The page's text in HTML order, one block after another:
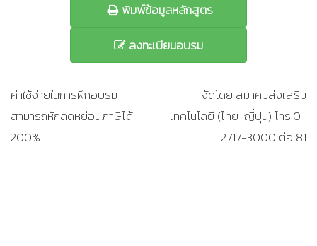
พิมพ์ข้อมูลหลักสูตร
ลงทะเบียนอบรม
ค่าใช้จ่ายในการฝึกอบรม
สามารถหักลดหย่อนภาษีได้
200%
จัดโดย สมาคมส่งเสริม
เทคโนโลยี (ไทย-ญี่ปุ่น) โทร.0-
2717-3000 ต่อ 81